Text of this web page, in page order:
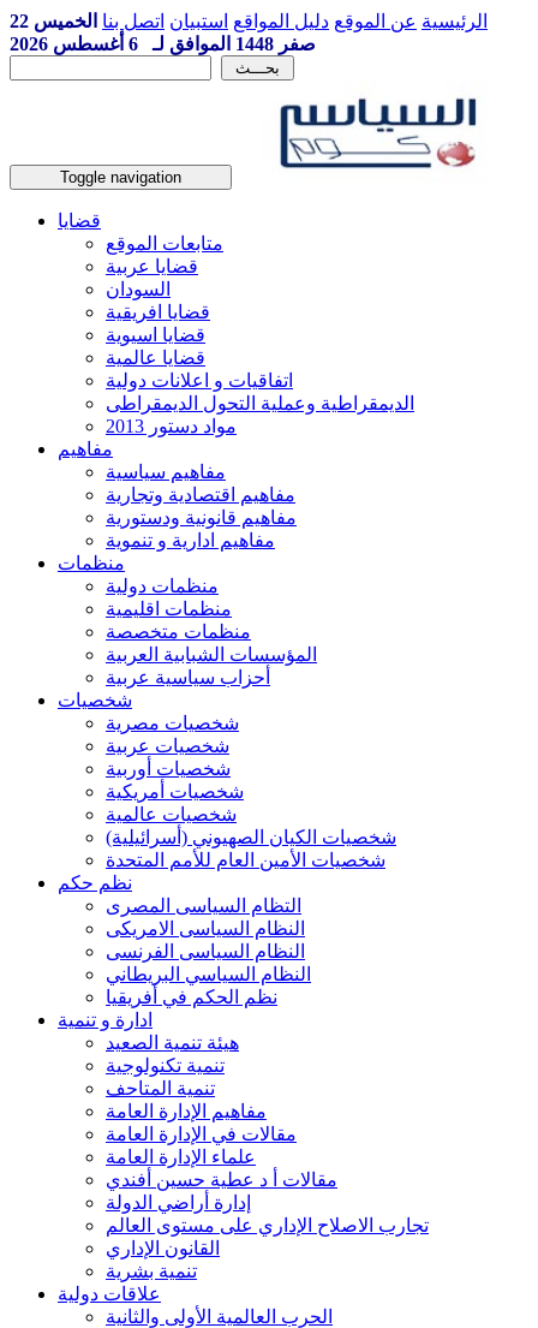
الرئيسية عن الموقع دليل المواقع استبيان اتصل بنا
الخميس 22
صفر 1448 الموافق لـ 6 أغسطس 2026
Toggle navigation
قضايا
متابعات الموقع
قضايا عربية
السودان
قضايا افريقية
قضايا اسيوية
قضايا عالمية
اتفاقيات و اعلانات دولية
الديمقراطية وعملية التحول الديمقراطى
مواد دستور 2013
مفاهيم
مفاهيم سياسية
مفاهيم اقتصادية وتجارية
مفاهيم قانونية ودستورية
مفاهيم ادارية و تنموية
منظمات
منظمات دولية
منظمات اقليمية
منظمات متخصصة
المؤسسات الشبابية العربية
أحزاب سياسية عربية
شخصيات
شخصيات مصرية
شخصيات عربية
شخصيات أوربية
شخصيات أمريكية
شخصيات عالمية
شخصيات الكيان الصهيوني (أسرائيلية)
شخصيات الأمين العام للأمم المتحدة
نظم حكم
التظام السياسى المصرى
النظام السياسى الامريكى
النظام السياسى الفرنسى
النظام السياسي البريطاني
نظم الحكم في أفريقيا
ادارة و تنمية
هيئة تنمية الصعيد
تنمية تكنولوجية
تنمية المتاحف
مفاهيم الإدارة العامة
مقالات في الإدارة العامة
علماء الإدارة العامة
مقالات أ د عطية حسين أفندي
إدارة أراضي الدولة
تجارب الاصلاح الإداري على مستوى العالم
القانون الإداري
تنمية بشرية
علاقات دولية
الحرب العالمية الأولى والثانية